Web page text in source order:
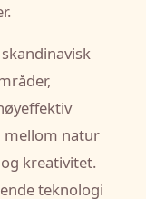
mellom natur
kreativitet.
teknologi